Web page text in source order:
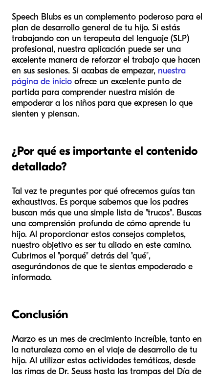
Speech Blubs es un complemento poderoso para el
plan de desarrollo general de tu hijo. Si estás
trabajando con un terapeuta del lenguaje (SLP)
profesional, nuestra aplicación puede ser una
excelente manera de reforzar el trabajo que hacen
en sus sesiones. Si acabas de empezar, nuestra
página de inicio ofrece un excelente punto de
partida para comprender nuestra misión de
empoderar a los niños para que expresen lo que
sienten y piensan.
¿Por qué es importante el contenido
detallado?
Tal vez te preguntes por qué ofrecemos guías tan
exhaustivas. Es porque sabemos que los padres
buscan más que una simple lista de "trucos". Buscas
una comprensión profunda de cómo aprende tu
hijo. Al proporcionar estos consejos completos,
nuestro objetivo es ser tu aliado en este camino.
Cubrimos el "porqué" detrás del "qué",
asegurándonos de que te sientas empoderado e
informado.
Conclusión
Marzo es un mes de crecimiento increíble, tanto en
la naturaleza como en el viaje de desarrollo de tu
hijo. Al utilizar estas actividades temáticas, desde
las rimas de Dr. Seuss hasta las trampas del Día de